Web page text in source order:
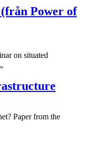
Power of
on situated
Paper from the